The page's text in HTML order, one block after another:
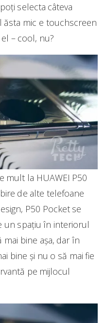
selecta câteva
mic e touchscreen
– cool, nu?
mult la HUAWEI P50
de alte telefoane
P50 Pocket se
un spațiu în interiorul
bine așa, dar în
bine și nu o să mai fie
pe mijlocul